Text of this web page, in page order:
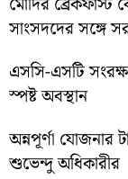
সাংসদদের সঙ্গে
এসসি-এসটি
স্পষ্ট অবস্থান
অন্নপূর্ণা যোজনার
শুভেন্দু অধিকারীর